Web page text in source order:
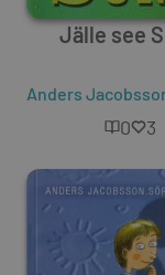
Jälle see
Anders
0 3